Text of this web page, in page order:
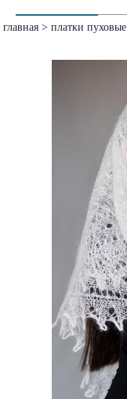
главная > платки пуховые